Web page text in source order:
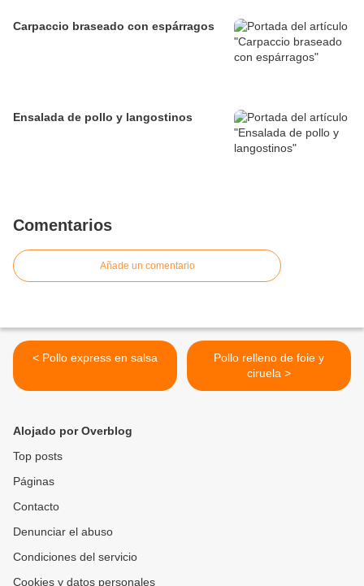
Carpaccio braseado con espárragos
Ensalada de pollo y langostinos
Comentarios
Añade un comentario
< Pollo express en salsa
Pollo relleno de foie y
ciruela >
Alojado por Overblog
Top posts
Páginas
Contacto
Denunciar el abuso
Condiciones del servicio
Cookies y datos personales